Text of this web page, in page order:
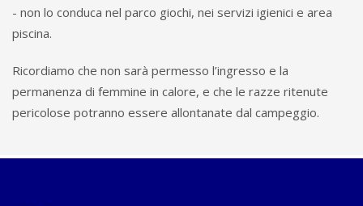
- non lo conduca nel parco giochi, nei servizi igienici e area
piscina.
Ricordiamo che non sarà permesso l’ingresso e la
permanenza di femmine in calore, e che le razze ritenute
pericolose potranno essere allontanate dal campeggio.